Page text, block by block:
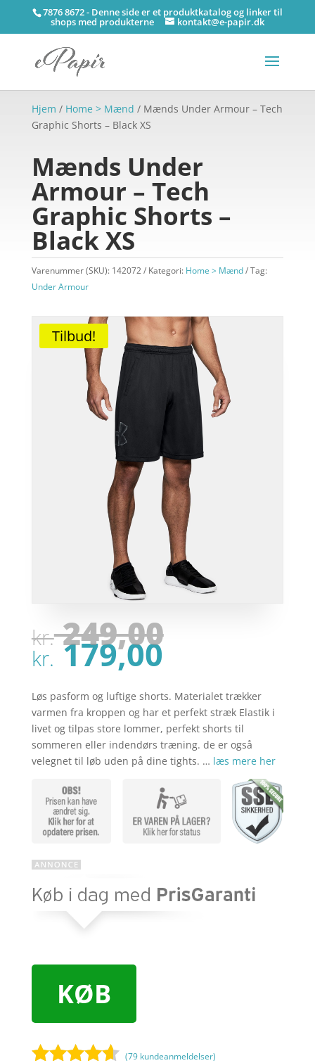
7876 8672 - Denne side er et produktkatalog og linker til
shops med produkterne kontakt@e-papir.dk
Hjem / Home > Mænd / Mænds Under Armour – Tech
Graphic Shorts – Black XS
Mænds Under
Armour – Tech
Graphic Shorts –
Black XS
Varenummer (SKU): 142072 Kategori: Home > Mænd
Tag:
Under Armour
Tilbud!
kr.249,00Den
var:
kr.
kr.179,00Den
pris
er:
kr.
Løs pasform og luftige shorts. Materialet trækker
varmen fra kroppen og har et perfekt stræk Elastik i
livet og tilpas store lommer, perfekt shorts til
sommeren eller indendørs træning. de er også
velegnet til løb uden på dine tights. … læs mere her
KØB
(79 kundeanmeldelser)